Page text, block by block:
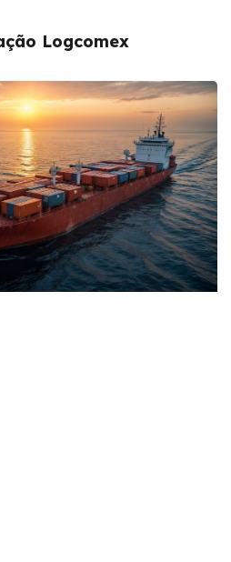
Logcomex